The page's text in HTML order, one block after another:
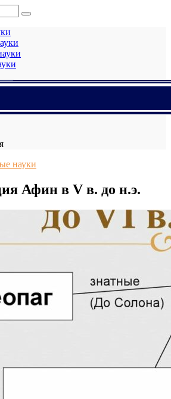
науки
Афин в V в. до н.э.